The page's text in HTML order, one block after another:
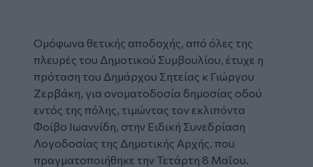
Ομόφωνα θετικής αποδοχής, από όλες της
πλευρές του Δημοτικού Συμβουλίου, έτυχε η
πρόταση του Δημάρχου Σητείας κ Γιώργου
Ζερβάκη, για ονοματοδοσία δημοσίας οδού
εντός της πόλης, τιμώντας τον εκλιπόντα
Φοίβο Ιωαννίδη, στην Ειδική Συνεδρίαση
Λογοδοσίας της Δημοτικής Αρχής, που
πραγματοποιήθηκε την Τετάρτη 8 Μαΐου.